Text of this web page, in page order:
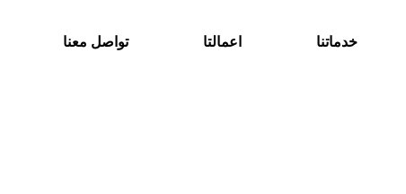
خدماتنا اعمالتا تواصل معنا